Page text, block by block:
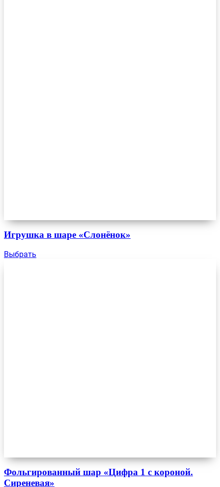
Игрушка в шаре «Слонёнок»
Выбрать
Фольгированный шар «Цифра 1 с короной.
Сиреневая»